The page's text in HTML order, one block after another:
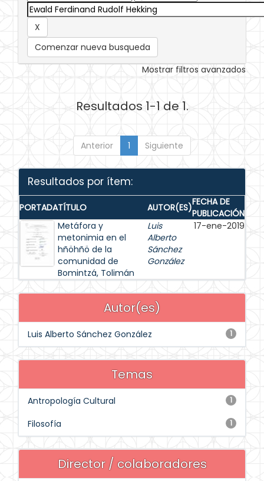
Comenzar nueva busqueda
Mostrar filtros avanzados
Resultados 1-1 de 1.
Anterior 1 Siguiente
Resultados por ítem:
PORTADATÍTULO AUTOR(ES)FECHA DE
PUBLICACIÓN
Metáfora y
metonimia en el
hñöhñö de la
comunidad de
Bomintzá, Tolimán
Luis
Alberto
Sánchez
González
17-ene-2019
Autor(es)
1
Luis Alberto Sánchez González
Temas
1
Antropología Cultural
1
Filosofía
Director / colaboradores